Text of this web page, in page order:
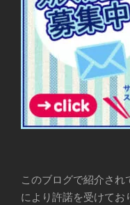
このブログで紹介さ
により許諾を受けてお